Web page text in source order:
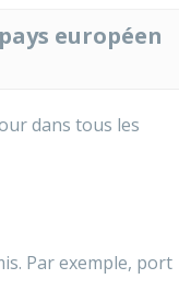
européen
dans tous les
Par exemple, port